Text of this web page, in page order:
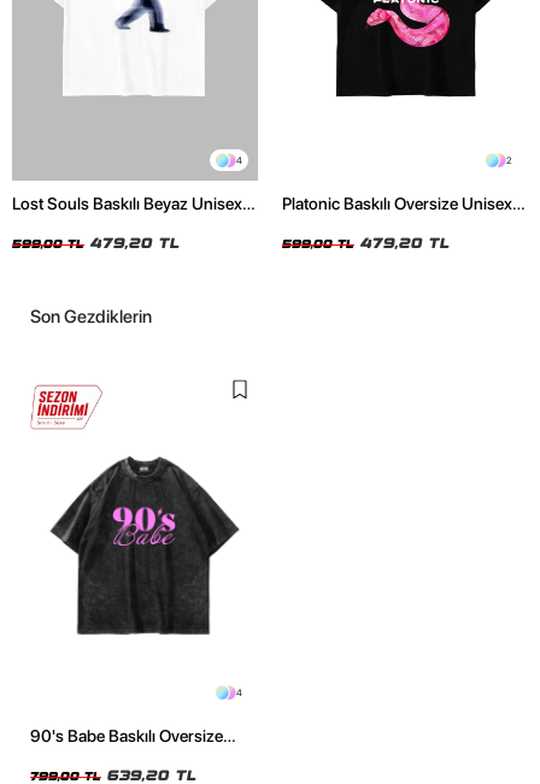
4
Lost Souls Baskılı Beyaz Unisex
599,00 TL 479,20 TL
2
Platonic Baskılı Oversize Unisex
599,00 TL 479,20 TL
Son Gezdiklerin
4
90's Babe Baskılı Oversize
799,00 TL 639,20 TL